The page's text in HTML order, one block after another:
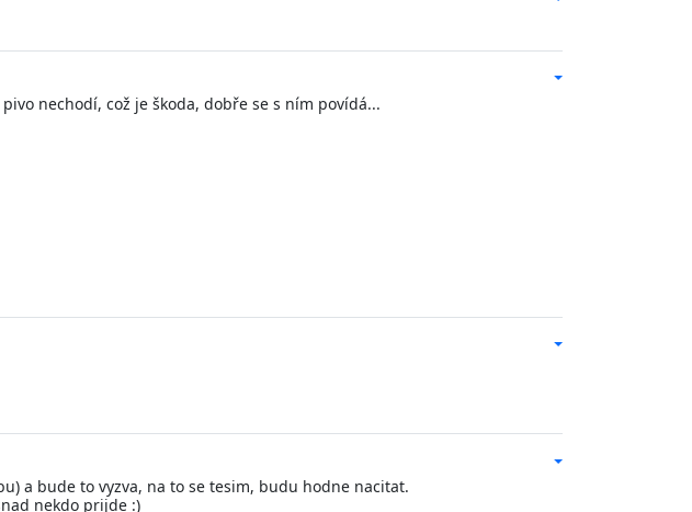
nechodí, což je škoda, dobře se s ním povídá...
a bude to vyzva, na to se tesim, budu hodne nacitat.
nekdo prijde :)